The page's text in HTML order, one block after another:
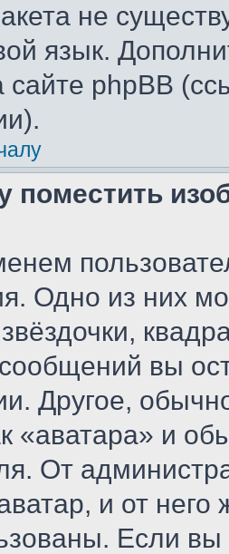
не
язык.
сайте phpBB
поместить
Одно из них
вы
Другое,
«аватара» и
От
и от него
Если